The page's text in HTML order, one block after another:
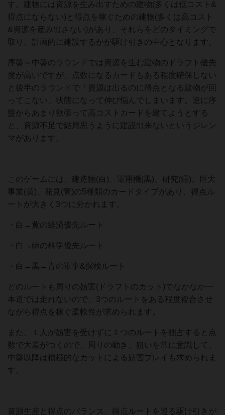
す。建物には資源を生み出すための建物(多くは低コスト&
得点にならない)と得点を稼ぐための建物(多くは高コスト
&資源を産み出さない)があり、それらをどのタイミングで
取り、計画的に建設するかが駆け引きの中心となります。
序盤～中盤のラウンドでは資源を生む建物のドラフト優先
度が高いですが、点数になるカードもある程度確保しない
と後半のラウンドで「資源は出るのに得点となる建物が回
ってこない」状態になって伸び悩んでしまいます。逆に序
盤からあまり欲張って高コストカードを建てようとする
と、資源不足で結局思うように建設出来ないというジレン
マがあります。
このゲームには、建造物(白)、軍用機(黒)、研究(緑)、巨大
事業(黄)、発見(青)の5種類のカードタイプがあり、得点ル
ートが大きく3つに分かれます。
・白→黄の経済優先ルート
・白→緑の科学優先ルート
・白→黒→青の軍事&探検ルート
どのルートも周りの妨害(ドラフトのカット)でなかなか一
本道では走れないので、3つのルートをある程度複合させ
ながら得点を稼ぐ柔軟性が求められます。
また、１人が妨害を受けずに１つのルートを独占すると点
数で大差がつくので、周りの動き、狙いを常に意識して、
中盤以降は積極的なカットによる妨害プレイも求められま
す。
資源生産と得点のバランス、得点ルートを巡る駆け引きが